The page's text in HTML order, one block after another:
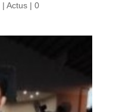
| Actus| 0